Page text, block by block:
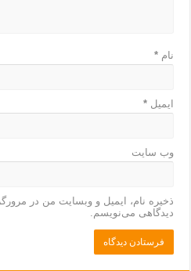
نام*
ایمیل*
وب‌ سایت
ذخیره نام، ایمیل و وبسایت من در
دیدگاهی می‌نویسم.